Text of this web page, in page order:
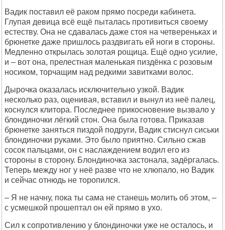
Вадик поставил её раком прямо посреди кабинета.
Глупая девица всё ещё пыталась противиться своему
естеству. Она не сдавалась даже стоя на четвереньках и
брюнетке даже пришлось раздвигать ей ноги в стороны.
Медленно открылась золотая рощица. Ещё одно усилие,
и – вот она, прелестная маленькая пиздёнка с розовым
носиком, торчащим над редкими завитками волос.
Дырочка оказалась исключительно узкой. Вадик
несколько раз, оценивая, вставил и вынул из неё палец,
коснулся клитора. Последнее прикосновение вызвало у
блондиночки лёгкий стон. Она была готова. Приказав
брюнетке заняться пиздой подруги, Вадик стиснул сиськи
блондиночки руками. Это было приятно. Сильно сжав
сосок пальцами, он с наслаждением водил его из
стороны в сторону. Блондиночка застонала, задёргалась.
Теперь между ног у неё разве что не хлюпало, но Вадик
и сейчас отнюдь не торопился.
– Я не начну, пока ты сама не станешь молить об этом, –
с усмешкой прошептал он ей прямо в ухо.
Сил к сопротивлению у блондиночки уже не осталось, и